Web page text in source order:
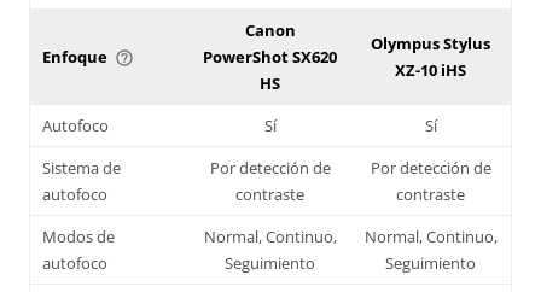
Enfoque help_outline
Canon
PowerShot SX620
HS
Olympus Stylus
XZ-10 iHS
Autofoco Sí
Sí
Sistema de
autofoco
Por detección de
contraste
Por detección de
contraste
Modos de
autofoco
Normal, Continuo,
Seguimiento
Normal, Continuo,
Seguimiento